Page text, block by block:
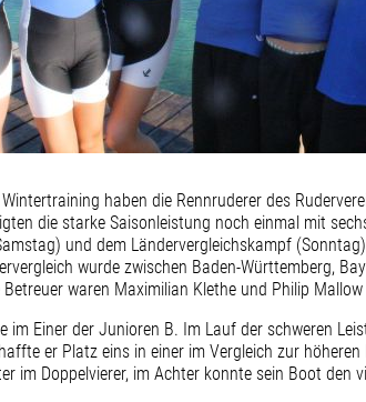
haben die Rennruderer des
die starke Saisonleistung noch einmal mit
und dem Ländervergleichskampf
wurde zwischen Baden-Württemberg,
waren Maximilian Klethe und Philip
im Einer der Junioren B. Im Lauf der schweren
er Platz eins in einer im Vergleich zur
im Doppelvierer, im Achter konnte sein Boot den